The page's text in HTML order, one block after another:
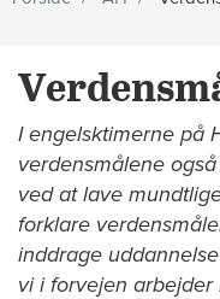
I engelsktimerne på
verdensmålene
ved at lave
forklare
inddrage
vi i forvejen arbejder